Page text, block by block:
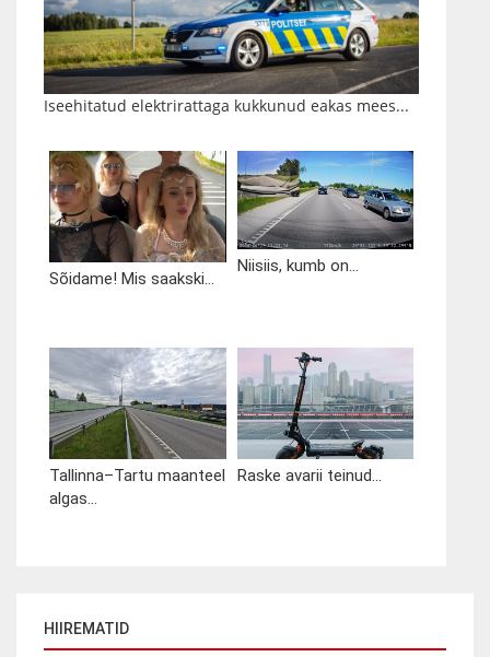
Iseehitatud elektrirattaga kukkunud eakas mees...
Sõidame! Mis saakski...
Niisiis, kumb on...
Tallinna–Tartu maanteel
algas...
Raske avarii teinud...
HIIREMATID